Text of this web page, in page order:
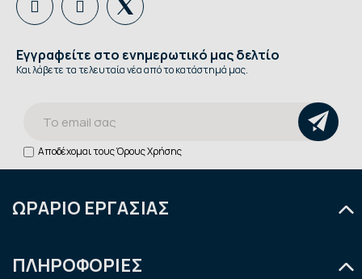
Εγγραφείτε στο ενημερωτικό μας δελτίο
Και λάβετε τα τελευταία νέα από το κατάστημά μας.
Αποδέχομαι τουςΌρους Χρήσης
ΩΡΑΡΙΟ ΕΡΓΑΣΙΑΣ
Τρίτη
9:00 - 14:30 & 18:00 - 21:00
ΠΛΗΡΟΦΟΡΙΕΣ